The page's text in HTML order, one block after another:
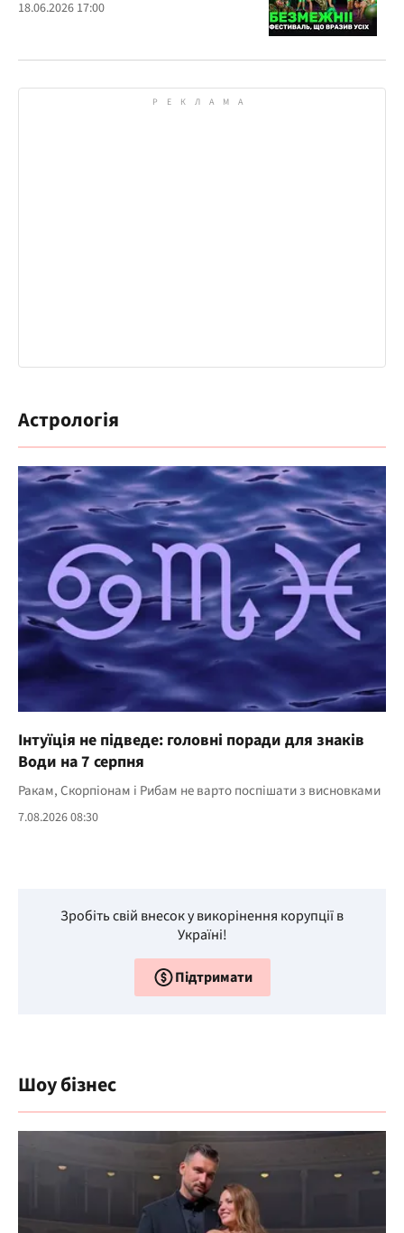
18.06.2026 17:00
Астрологія
Інтуїція не підведе: головні поради для знаків
Води на 7 серпня
Ракам, Скорпіонам і Рибам не варто поспішати з висновками
7.08.2026 08:30
Зробіть свій внесок у викорінення корупції в
Україні!
Підтримати
Шоу бізнес